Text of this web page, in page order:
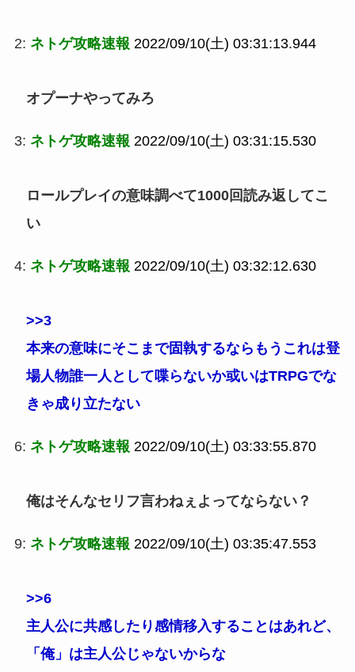
2: ネトゲ攻略速報 2022/09/10(土) 03:31:13.944
オプーナやってみろ
3: ネトゲ攻略速報 2022/09/10(土) 03:31:15.530
ロールプレイの意味調べて1000回読み返してこ
い
4: ネトゲ攻略速報 2022/09/10(土) 03:32:12.630
>>3
本来の意味にそこまで固執するならもうこれは登
場人物誰一人として喋らないか或いはTRPGでな
きゃ成り立たない
6: ネトゲ攻略速報 2022/09/10(土) 03:33:55.870
俺はそんなセリフ言わねぇよってならない？
9: ネトゲ攻略速報 2022/09/10(土) 03:35:47.553
>>6
主人公に共感したり感情移入することはあれど、
「俺」は主人公じゃないからな